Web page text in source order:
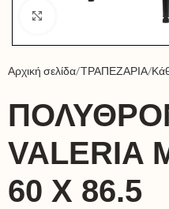
Αρχική σελίδα TΡΑΠΕΖΑΡΙΑ
VALERIA
60 X 86.5